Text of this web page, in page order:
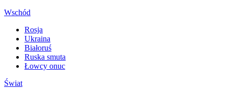
Wschód
Rosja
Ukraina
Białoruś
Ruska smuta
Łowcy onuc
Świat